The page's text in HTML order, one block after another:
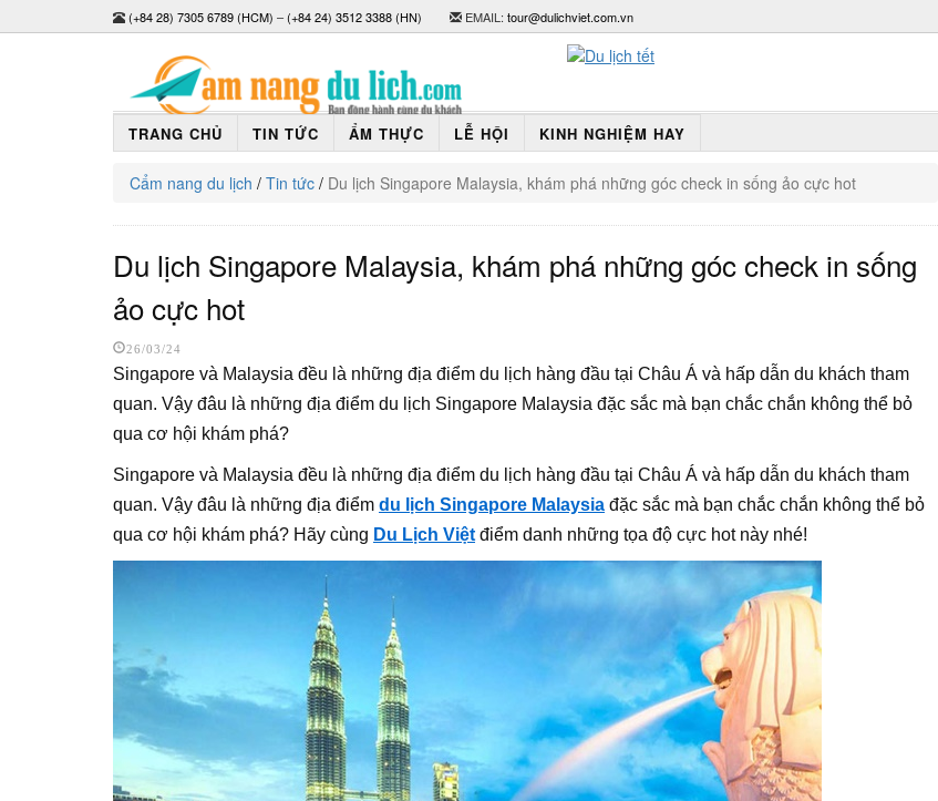
(+84 28) 7305 6789 (HCM) –(+84 24) 3512 3388 (HN) EMAIL: tour@dulichviet.com.vn
TRANG CHỦ TIN TỨC ẨM THỰC LỄ HỘI KINH NGHIỆM HAY
Cẩm nang du lịch / Tin tức / Du lịch Singapore Malaysia, khám phá những góc check in sống ảo cực hot
Du lịch Singapore Malaysia, khám phá những góc check in sống
ảo cực hot
26/03/24
Singapore và Malaysia đều là những địa điểm du lịch hàng đầu tại Châu Á và hấp dẫn du khách tham
quan. Vậy đâu là những địa điểm du lịch Singapore Malaysia đặc sắc mà bạn chắc chắn không thể bỏ
qua cơ hội khám phá?
Singapore và Malaysia đều là những địa điểm du lịch hàng đầu tại Châu Á và hấp dẫn du khách tham
quan. Vậy đâu là những địa điểm du lịch Singapore Malaysia đặc sắc mà bạn chắc chắn không thể bỏ
qua cơ hội khám phá? Hãy cùng Du Lịch Việt điểm danh những tọa độ cực hot này nhé!